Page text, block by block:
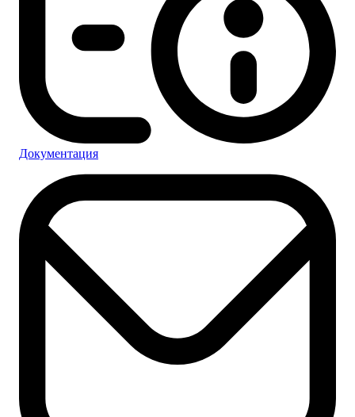
Документация